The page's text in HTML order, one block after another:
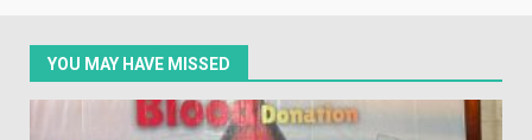
YOU MAY HAVE MISSED